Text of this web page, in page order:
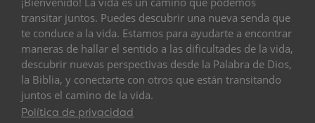
transitar juntos. Puedes descubrir una nueva senda que
te conduce a la vida. Estamos para ayudarte a encontrar
maneras de hallar el sentido a las dificultades de la vida,
descubrir nuevas perspectivas desde la Palabra de Dios,
la Biblia, y conectarte con otros que están transitando
juntos el camino de la vida.
Política de privacidad